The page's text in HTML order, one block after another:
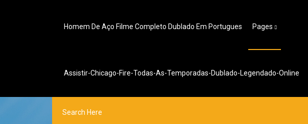
Homem De Aço Filme Completo Dublado Em Portugues Pages
Assistir-Chicago-Fire-Todas-As-Temporadas-Dublado-Legendado-Online